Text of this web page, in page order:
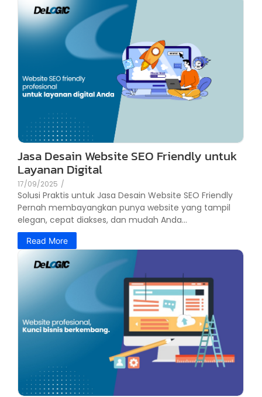
Jasa Desain Website SEO Friendly untuk
Layanan Digital
17/09/2025 /
Solusi Praktis untuk Jasa Desain Website SEO Friendly
Pernah membayangkan punya website yang tampil
elegan, cepat diakses, dan mudah Anda...
Read More